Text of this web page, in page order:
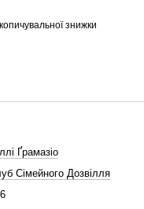
знижки
Ґрамазіо
Сімейного Дозвілля